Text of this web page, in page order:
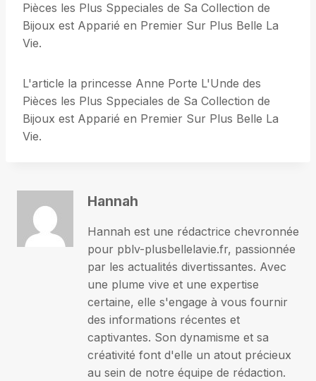
Pièces les Plus Sppeciales de Sa Collection de
Bijoux est Apparié en Premier Sur Plus Belle La
Vie.
L'article la princesse Anne Porte L'Unde des
Pièces les Plus Sppeciales de Sa Collection de
Bijoux est Apparié en Premier Sur Plus Belle La
Vie.
Hannah
Hannah est une rédactrice chevronnée
pour pblv-plusbellelavie.fr, passionnée
par les actualités divertissantes. Avec
une plume vive et une expertise
certaine, elle s'engage à vous fournir
des informations récentes et
captivantes. Son dynamisme et sa
créativité font d'elle un atout précieux
au sein de notre équipe de rédaction.